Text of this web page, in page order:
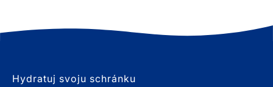
Hydratuj svoju schránku